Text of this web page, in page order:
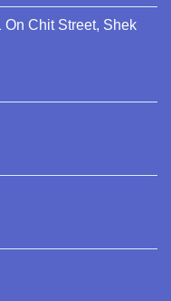
Chit Street, Shek